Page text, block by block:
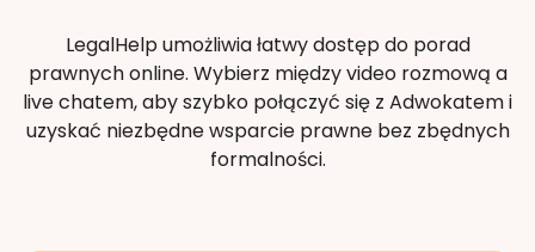
LegalHelp umożliwia łatwy dostęp do porad
prawnych online. Wybierz między video rozmową a
live chatem, aby szybko połączyć się z Adwokatem i
uzyskać niezbędne wsparcie prawne bez zbędnych
formalności.